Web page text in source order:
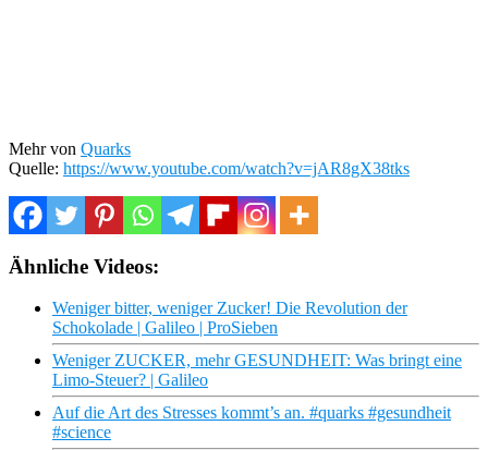
Mehr von Quarks
Quelle: https://www.youtube.com/watch?v=jAR8gX38tks
Ähnliche Videos:
Weniger bitter, weniger Zucker! Die Revolution der
Schokolade | Galileo | ProSieben
Weniger ZUCKER, mehr GESUNDHEIT: Was bringt eine
Limo-Steuer? | Galileo
Auf die Art des Stresses kommt’s an. #quarks #gesundheit
#science